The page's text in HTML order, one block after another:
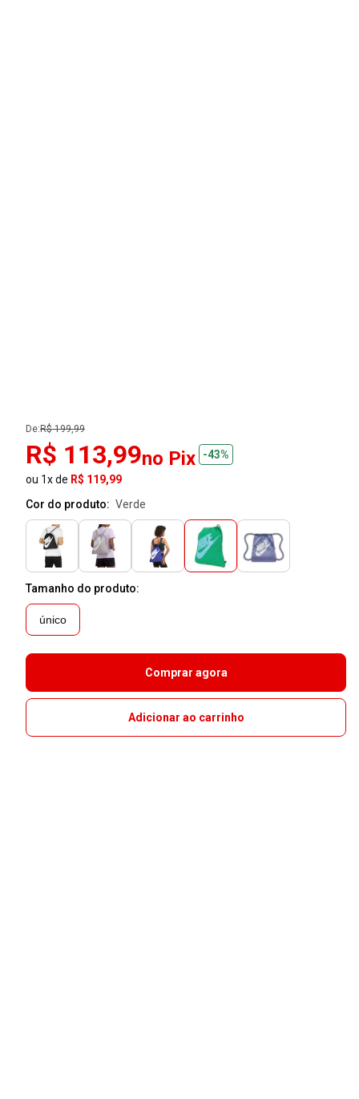
De:R$ 199,99
R$ 113,99no Pix
-43%
ou 1x de R$ 119,99
Cor do produto:
verde
Tamanho do produto:
único
Comprar agora
Adicionar ao carrinho